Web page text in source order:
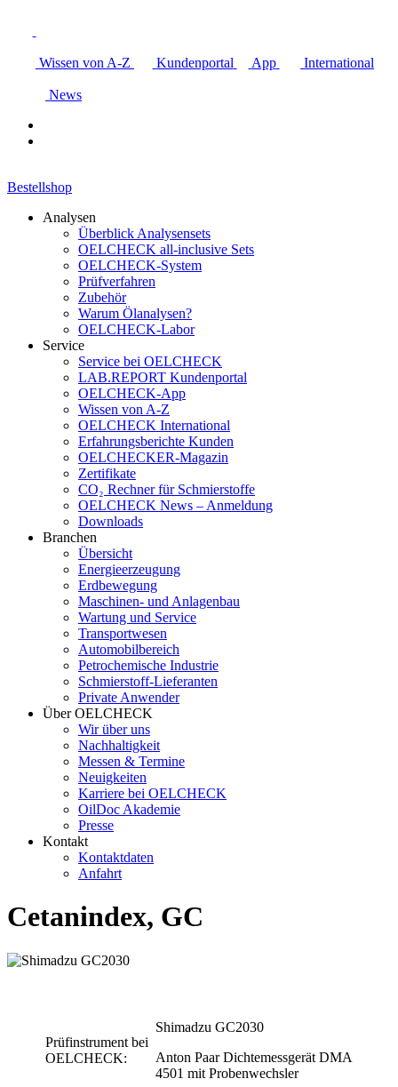
Wissen von A-Z Kundenportal App International
News
Bestellshop
Analysen
Überblick Analysensets
OELCHECK all-inclusive Sets
OELCHECK-System
Prüfverfahren
Zubehör
Warum Ölanalysen?
OELCHECK-Labor
Service
Service bei OELCHECK
LAB.REPORT Kundenportal
OELCHECK-App
Wissen von A-Z
OELCHECK International
Erfahrungsberichte Kunden
OELCHECKER-Magazin
Zertifikate
CO₂ Rechner für Schmierstoffe
OELCHECK News – Anmeldung
Downloads
Branchen
Übersicht
Energieerzeugung
Erdbewegung
Maschinen- und Anlagenbau
Wartung und Service
Transportwesen
Automobilbereich
Petrochemische Industrie
Schmierstoff-Lieferanten
Private Anwender
Über OELCHECK
Wir über uns
Nachhaltigkeit
Messen & Termine
Neuigkeiten
Karriere bei OELCHECK
OilDoc Akademie
Presse
Kontakt
Kontaktdaten
Anfahrt
Cetanindex, GC
Prüfinstrument bei
OELCHECK:
Shimadzu GC2030
Anton Paar Dichtemessgerät DMA
4501 mit Probenwechsler